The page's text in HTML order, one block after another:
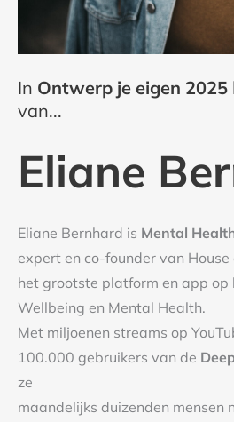
In Ontwerp je eigen 2025
van...
Eliane
Eliane Bernhard is Mental
expert en co-founder van House
het grootste platform en app op
Wellbeing en Mental Health.
Met miljoenen streams op
100.000 gebruikers van de
ze
maandelijks duizenden mensen